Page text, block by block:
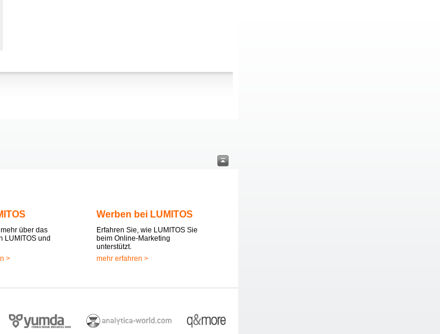
über das
LUMITOS und
>
Werben bei LUMITOS
Erfahren Sie, wie LUMITOS Sie
beim Online-Marketing
unterstützt.
mehr erfahren >